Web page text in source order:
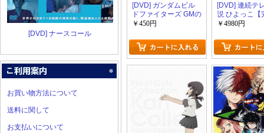
[DVD] ナースコール
お買い物方法について
送料に関して
お支払いについて
[DVD] ガンダムビル
ドファイターズ GMの
逆襲
￥450円
[DVD] 連続テ
説 ひよっこ【
版】(初回生
￥4980円